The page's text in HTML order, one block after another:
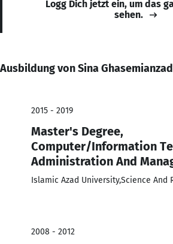
Logg Dich jetzt ein, um das
sehen.
Ausbildung von Sina
2015 - 2019
Master's Degree,
Computer/Information
Administration And
Islamic Azad University,Science And
2008 - 2012